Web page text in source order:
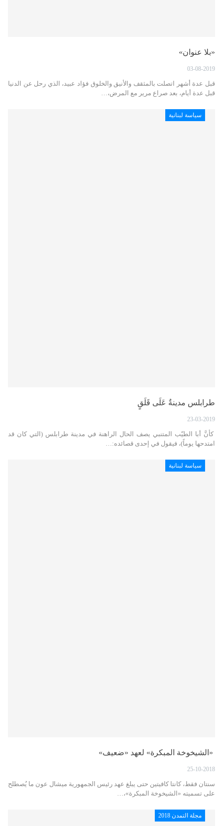
«بلا عنوان»
03-08-2019
قبل عدة أشهر اتصلت بالمثقف والأنيق والخلوق فؤاد عبيد، الذي رحل عن الدنيا
قبل عدة أيام، بعد صراع مرير مع المرض،…
سياسة لبنانية
طرابلس مدينةٌ عَلَى قَلَقٍ
23-03-2019
كأنَّ أبا الطيّب المتنبي يصف الحال الراهنة في مدينة طرابلس (التي كان قد
امتدحها يوماً)، فيقول في إحدى قصائده:…
سياسة لبنانية
«الشيخوخة المبكرة» لعهد «ضعيف»
25-10-2018
سنتان فقط، كانتا كافيتين حتى يبلغ عهد رئيس الجمهورية ميشال عون ما يُصطلح
على تسميته «الشيخوخة المبكرة»،…
مجلة التمدن 2018